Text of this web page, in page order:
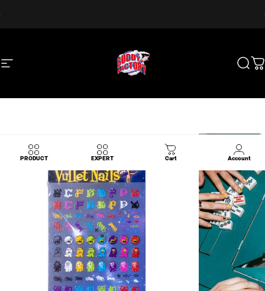
Site navigation BUDDY FACTORY
PRODUCT EXPERT Cart Account